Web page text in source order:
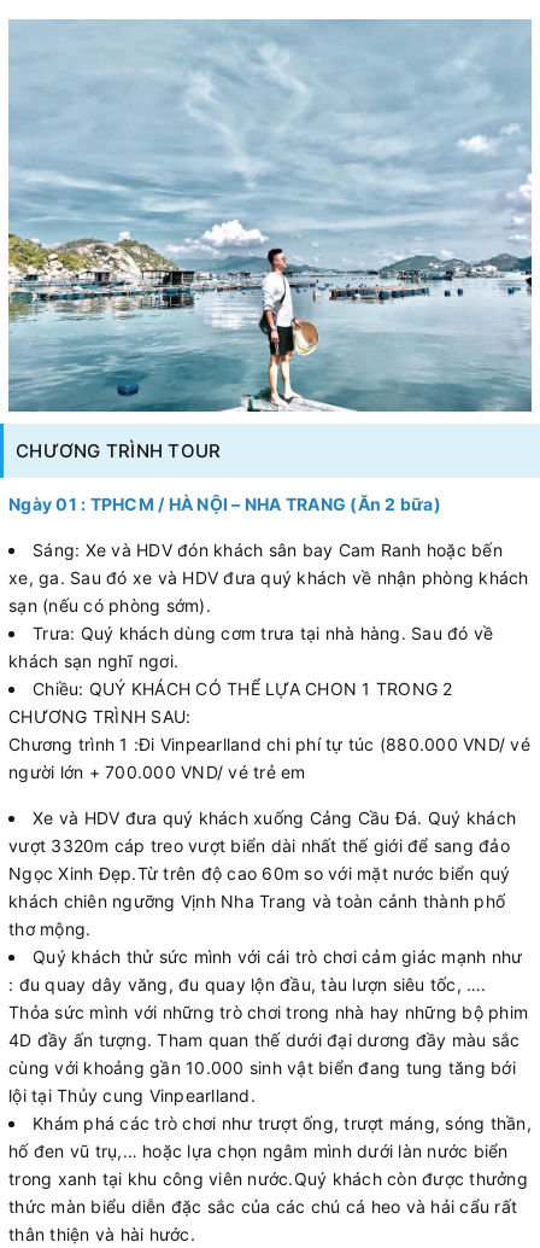
CHƯƠNG TRÌNH TOUR
Ngày 01 : TPHCM / HÀ NỘI – NHA TRANG (Ăn 2 bữa)
Sáng: Xe và HDV đón khách sân bay Cam Ranh hoặc bến
xe, ga. Sau đó xe và HDV đưa quý khách về nhận phòng khách
sạn (nếu có phòng sớm).
Trưa: Quý khách dùng cơm trưa tại nhà hàng. Sau đó về
khách sạn nghĩ ngơi.
Chiều: QUÝ KHÁCH CÓ THỂ LỰA CHON 1 TRONG 2
CHƯƠNG TRÌNH SAU:
Chương trình 1 :Đi Vinpearlland chi phí tự túc (880.000 VND/ vé
người lớn + 700.000 VND/ vé trẻ em
Xe và HDV đưa quý khách xuống Cảng Cầu Đá. Quý khách
vượt 3320m cáp treo vượt biển dài nhất thế giới để sang đảo
Ngọc Xinh Đẹp.Từ trên độ cao 60m so với mặt nước biển quý
khách chiên ngưỡng Vịnh Nha Trang và toàn cảnh thành phố
thơ mộng.
Quý khách thử sức mình với cái trò chơi cảm giác mạnh như
: đu quay dây văng, đu quay lộn đầu, tàu lượn siêu tốc, ….
Thỏa sức mình với những trò chơi trong nhà hay những bộ phim
4D đầy ấn tượng. Tham quan thế dưới đại dương đầy màu sắc
cùng với khoảng gần 10.000 sinh vật biển đang tung tăng bới
lội tại Thủy cung Vinpearlland.
Khám phá các trò chơi như trượt ống, trượt máng, sóng thần,
hố đen vũ trụ,… hoặc lựa chọn ngâm mình dưới làn nước biển
trong xanh tại khu công viên nước.Quý khách còn được thưởng
thức màn biểu diễn đặc sắc của các chú cá heo và hải cẩu rất
thân thiện và hài hước.